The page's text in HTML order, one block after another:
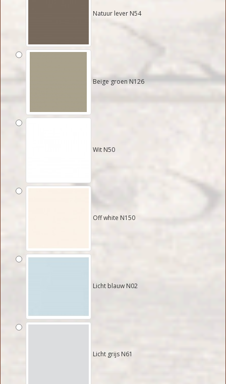
Natuur lever N54
Beige groen N126
Wit N50
Off white N150
Licht blauw N02
Licht grijs N61